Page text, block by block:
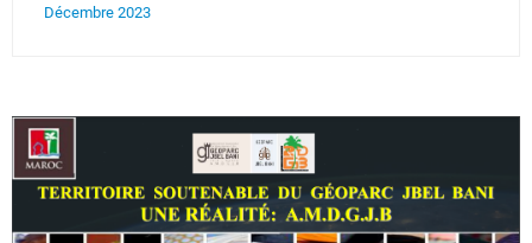
Décembre 2023